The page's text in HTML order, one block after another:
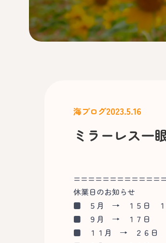
海ブログ2023.5.16
ミラーレス一
休業日のお知らせ
■ ５月 → １５日 １
■ ９月 → １７日
■ １１月 → ２６日